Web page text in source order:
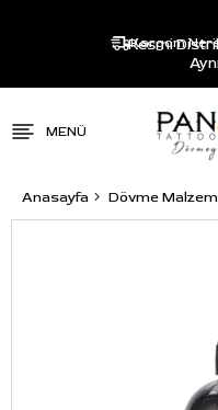
Resmi
Kargom
Anasayfa Dövme